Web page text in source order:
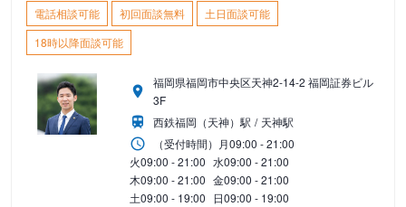
電話相談可能 初回面談無料
土日面談可能
18時以降面談可能
福岡県福岡市中央区天神2-14-2 福岡証券ビル
3F
西鉄福岡（天神）駅
天神駅
（受付時間） 月09:00 - 21:00
火09:00 - 21:00 水09:00 - 21:00
木09:00 - 21:00 金09:00 - 21:00
土09:00 - 19:00 日09:00 - 19:00